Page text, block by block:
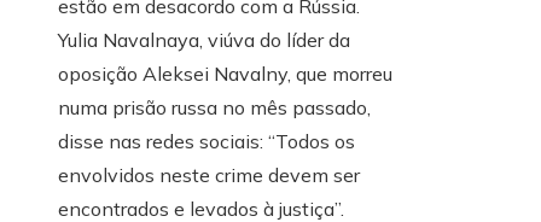
estão em desacordo com a Rússia.
Yulia Navalnaya, viúva do líder da
oposição Aleksei Navalny, que morreu
numa prisão russa no mês passado,
disse nas redes sociais: “Todos os
envolvidos neste crime devem ser
encontrados e levados à justiça”.